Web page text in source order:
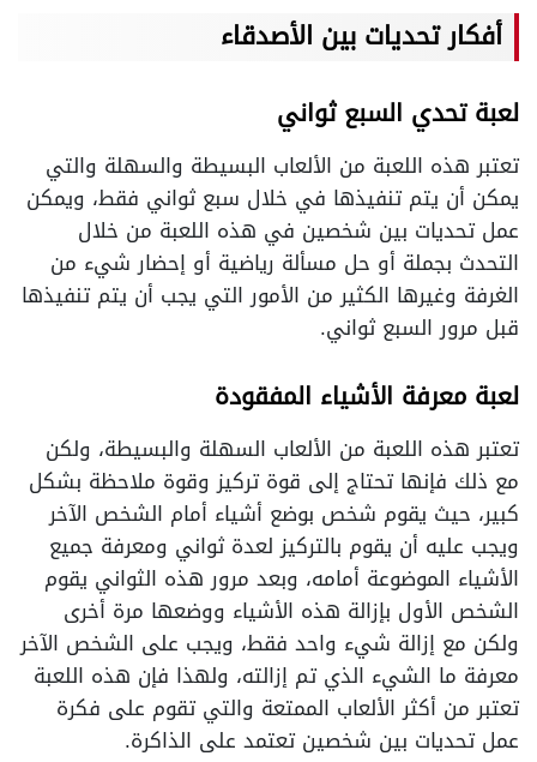
أفكار تحديات بين الأصدقاء
لعبة تحدي السبع ثواني
تعتبر هذه اللعبة من الألعاب البسيطة والسهلة والتي
يمكن أن يتم تنفيذها في خلال سبع ثواني فقط، ويمكن
عمل تحديات بين شخصين في هذه اللعبة من خلال
التحدث بجملة أو حل مسألة رياضية أو إحضار شيء من
الغرفة وغيرها الكثير من الأمور التي يجب أن يتم تنفيذها
قبل مرور السبع ثواني.
لعبة معرفة الأشياء المفقودة
تعتبر هذه اللعبة من الألعاب السهلة والبسيطة، ولكن
مع ذلك فإنها تحتاج إلى قوة تركيز وقوة ملاحظة بشكل
كبير، حيث يقوم شخص بوضع أشياء أمام الشخص الآخر
ويجب عليه أن يقوم بالتركيز لعدة ثواني ومعرفة جميع
الأشياء الموضوعة أمامه، وبعد مرور هذه الثواني يقوم
الشخص الأول بإزالة هذه الأشياء ووضعها مرة أخرى
ولكن مع إزالة شيء واحد فقط، ويجب على الشخص الآخر
معرفة ما الشيء الذي تم إزالته، ولهذا فإن هذه اللعبة
تعتبر من أكثر الألعاب الممتعة والتي تقوم على فكرة
عمل تحديات بين شخصين تعتمد على الذاكرة.